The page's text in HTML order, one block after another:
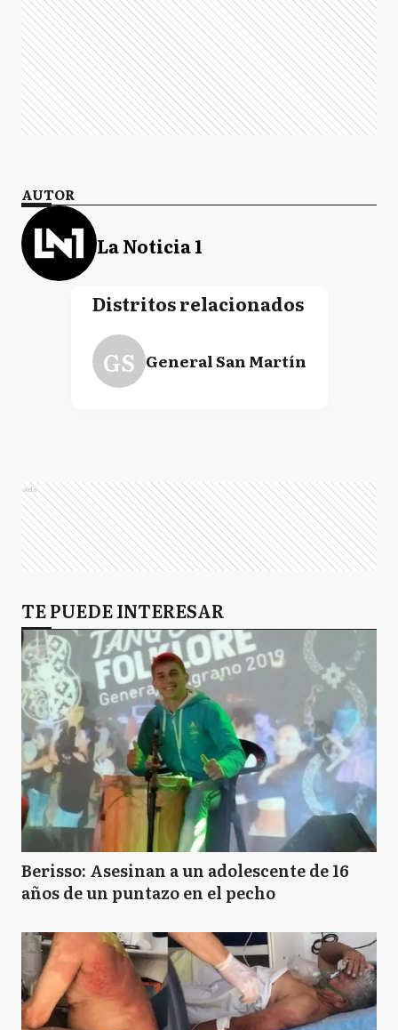
AUTOR
La Noticia 1
Distritos relacionados
GS General San Martín
Ads
TE PUEDE INTERESAR
Berisso: Asesinan a un adolescente de 16
años de un puntazo en el pecho